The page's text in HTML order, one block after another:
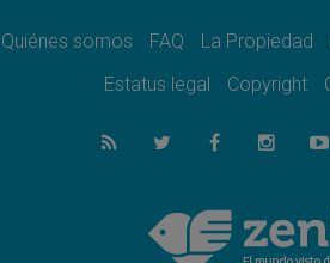
07.08.2026
el compromiso del
La matanza de niños en
muertos en 300 días
Tagle: La guerra
revelación de Dios lo
Quiénes somos FAQ La Propiedad
Estatus legal
Copyright